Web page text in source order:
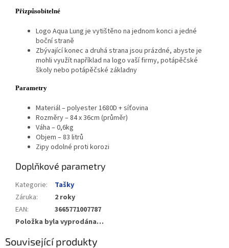
Přizpůsobitelné
Logo Aqua Lung je vytištěno na jednom konci a jedné
boční straně
Zbývající konec a druhá strana jsou prázdné, abyste je
mohli využít například na logo vaší firmy, potápěčské
školy nebo potápěčské základny
Parametry
Materiál – polyester 1680D + síťovina
Rozměry – 84 x 36cm (průměr)
Váha – 0,6kg
Objem – 83 litrů
Zipy odolné proti korozi
Doplňkové parametry
Kategorie:
Tašky
Záruka:
2 roky
EAN:
3665771007787
Položka byla vyprodána…
Související produkty